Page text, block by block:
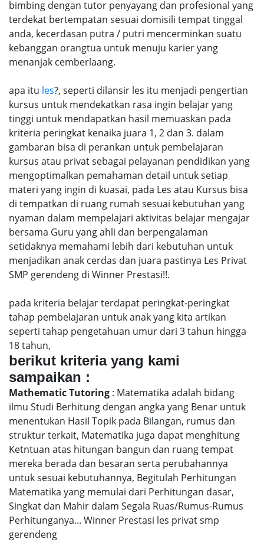
bimbing dengan tutor penyayang dan profesional yang
terdekat bertempatan sesuai domisili tempat tinggal
anda, kecerdasan putra / putri mencerminkan suatu
kebanggan orangtua untuk menuju karier yang
menanjak cemberlaang.
apa itu les?, seperti dilansir les itu menjadi pengertian
kursus untuk mendekatkan rasa ingin belajar yang
tinggi untuk mendapatkan hasil memuaskan pada
kriteria peringkat kenaika juara 1, 2 dan 3. dalam
gambaran bisa di perankan untuk pembelajaran
kursus atau privat sebagai pelayanan pendidikan yang
mengoptimalkan pemahaman detail untuk setiap
materi yang ingin di kuasai, pada Les atau Kursus bisa
di tempatkan di ruang rumah sesuai kebutuhan yang
nyaman dalam mempelajari aktivitas belajar mengajar
bersama Guru yang ahli dan berpengalaman
setidaknya memahami lebih dari kebutuhan untuk
menjadikan anak cerdas dan juara pastinya Les Privat
SMP gerendeng di Winner Prestasi!!.
pada kriteria belajar terdapat peringkat-peringkat
tahap pembelajaran untuk anak yang kita artikan
seperti tahap pengetahuan umur dari 3 tahun hingga
18 tahun,
berikut kriteria yang kami
sampaikan :
Mathematic Tutoring : Matematika adalah bidang
ilmu Studi Berhitung dengan angka yang Benar untuk
menentukan Hasil Topik pada Bilangan, rumus dan
struktur terkait, Matematika juga dapat menghitung
Ketntuan atas hitungan bangun dan ruang tempat
mereka berada dan besaran serta perubahannya
untuk sesuai kebutuhannya, Begitulah Perhitungan
Matematika yang memulai dari Perhitungan dasar,
Singkat dan Mahir dalam Segala Ruas/Rumus-Rumus
Perhitunganya... Winner Prestasi les privat smp
gerendeng